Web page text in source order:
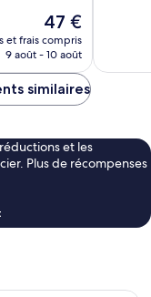
Le
nouveau
prix
de
47 €
et frais compris
9 août - 10 août
similaires
et les
Plus de récompenses